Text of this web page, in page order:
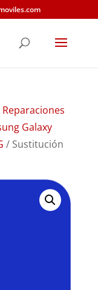
Reparaciones
Galaxy
/ Sustitución